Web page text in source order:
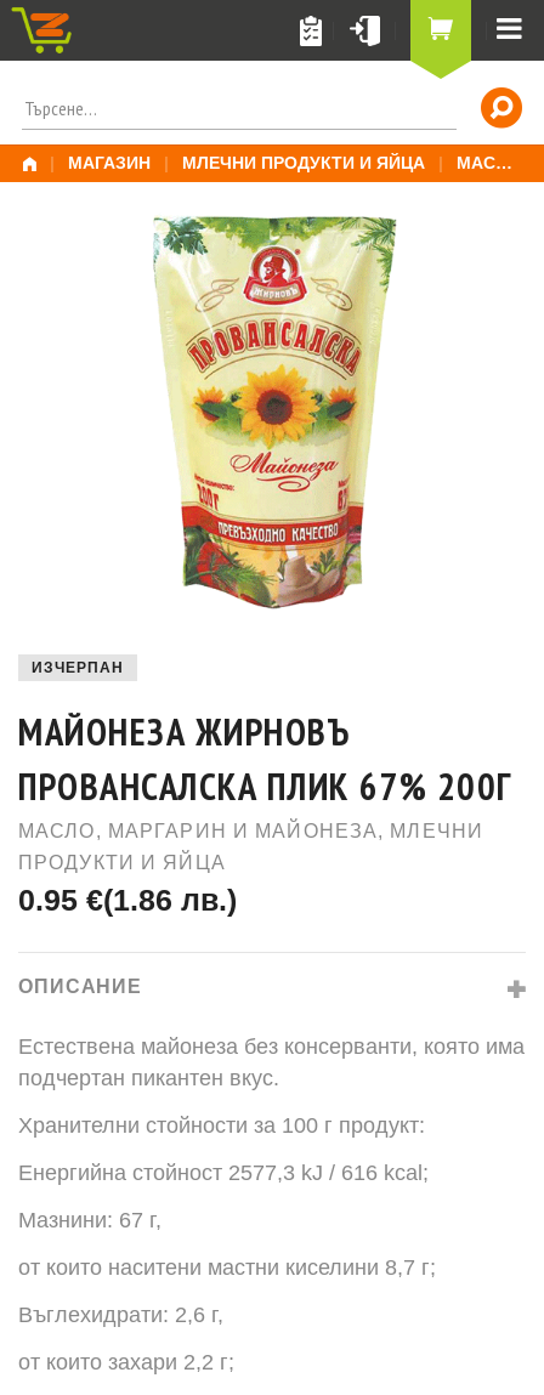
Skip
ПОТЪРСИ
ЗА:
| МАГАЗИН | МЛЕЧНИ ПРОДУКТИ И ЯЙЦА | МАСЛО, МАРГАРИН И МАЙОНЕЗА
ИЗЧЕРПАН
МАЙОНЕЗА ЖИРНОВЪ
ПРОВАНСАЛСКА ПЛИК 67% 200Г
МАСЛО, МАРГАРИН И МАЙОНЕЗА, МЛЕЧНИ
ПРОДУКТИ И ЯЙЦА
0.95 €(1.86 лв.)
ОПИСАНИЕ
Естествена майонеза без консерванти, която има
подчертан пикантен вкус.
Хранителни стойности за 100 г продукт:
Енергийна стойност 2577,3 kJ / 616 kcal;
Мазнини: 67 г,
от които наситени мастни киселини 8,7 г;
Въглехидрати: 2,6 г,
от които захари 2,2 г;